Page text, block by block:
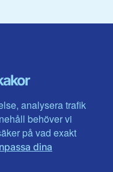
analysera trafik
behöver vi
på vad exakt
dina
län
Götaland
län